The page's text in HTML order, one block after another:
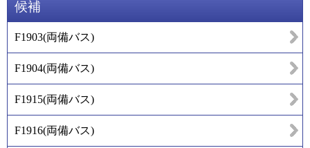
候補
F1903(両備バス)
F1904(両備バス)
F1915(両備バス)
F1916(両備バス)